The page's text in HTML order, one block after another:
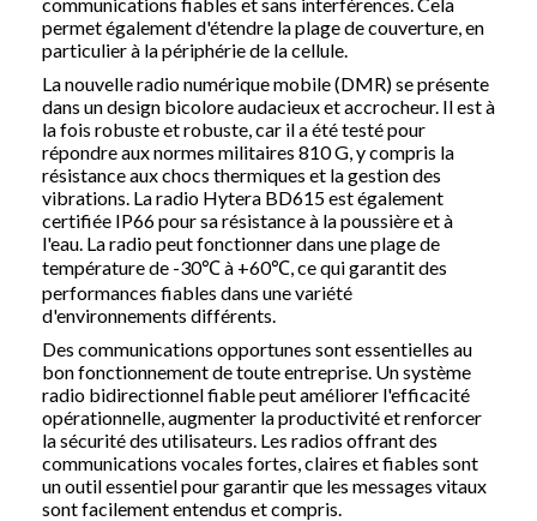
permet également d'étendre la plage de couverture, en
particulier à la périphérie de la cellule.
La nouvelleradio numérique mobile(DMR) se présente
dans un design bicolore audacieux et accrocheur. Il est à
la fois robuste et robuste, car il a été testé pour
répondre aux normes militaires 810 G, y compris la
résistance aux chocs thermiques et la gestion des
vibrations. La radio Hytera BD615est également
certifiée IP66 pour sa résistance à la poussière et à
l'eau. La radio peut fonctionner dans une plage de
température de -30℃ à +60℃, ce qui garantit des
performances fiables dans une variété
d'environnements différents.
Des communications opportunes sont essentielles au
bon fonctionnement de toute entreprise. Un système
radio bidirectionnel fiable peut améliorer l'efficacité
opérationnelle, augmenter la productivité et renforcer
la sécurité des utilisateurs. Les radios offrant des
communications vocales fortes, claires et fiables sont
un outil essentiel pour garantir que les messages vitaux
sont facilement entendus et compris.